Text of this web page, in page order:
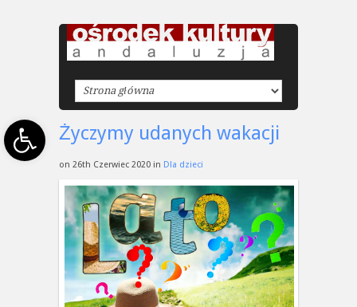
Open toolbarŻyczymy udanych wakacji
on 26th Czerwiec 2020 in Dla dzieci